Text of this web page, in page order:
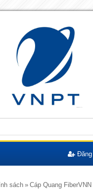
sách » Cáp Quang FiberVNN